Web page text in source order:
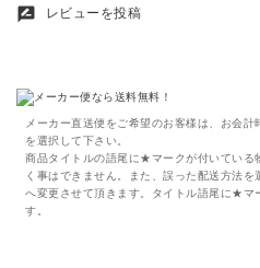
rate_review レビューを投稿
メーカー直送便をご希望のお客様は、お会
を選択して下さい。
商品タイトルの語尾に★マークが付いている
く事はできません。また、誤った配送方法を
へ変更させて頂きます。タイトル語尾に★マ
す。